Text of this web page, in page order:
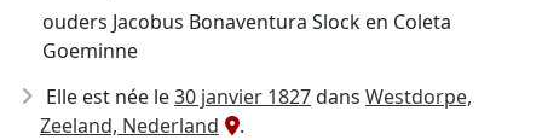
ouders Jacobus Bonaventura Slock en Coleta
Goeminne
Elle est née le30 janvier 1827dans Westdorpe,
Zeeland, Nederland
.